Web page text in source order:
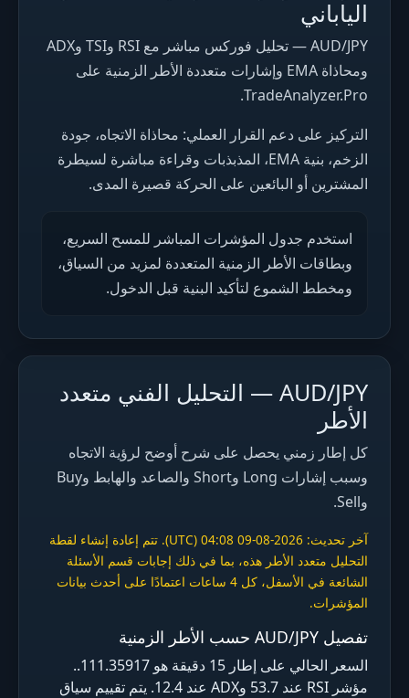
الياباني
AUD/JPY — تحليل فوركس مباشر مع RSI وTSI وADX
ومحاذاة EMA وإشارات متعددة الأطر الزمنية على
TradeAnalyzer.Pro.
التركيز على دعم القرار العملي: محاذاة الاتجاه، جودة
الزخم، بنية EMA، المذبذبات وقراءة مباشرة لسيطرة
المشترين أو البائعين على الحركة قصيرة المدى.
استخدم جدول المؤشرات المباشر للمسح السريع،
وبطاقات الأطر الزمنية المتعددة لمزيد من السياق،
ومخطط الشموع لتأكيد البنية قبل الدخول.
AUD/JPY — التحليل الفني متعدد
الأطر
كل إطار زمني يحصل على شرح أوضح لرؤية الاتجاه
وسبب إشارات Long وShort والصاعد والهابط وBuy
وSell.
آخر تحديث: 2026-08-09 04:08 (UTC). تتم إعادة إنشاء لقطة
التحليل متعدد الأطر هذه، بما في ذلك إجابات قسم الأسئلة
الشائعة في الأسفل، كل 4 ساعات اعتمادًا على أحدث بيانات
المؤشرات.
تفصيل AUD/JPY حسب الأطر الزمنية
السعر الحالي على إطار 15 دقيقة هو 111.35917..
مؤشر RSI عند 53.7 وADX عند 12.4. يتم تقييم سياق